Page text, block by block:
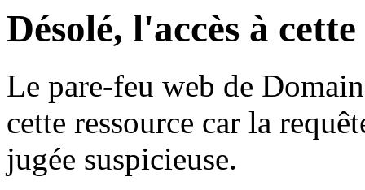
Désolé, l'accès à
Le pare-feu web de
cette ressource car la
jugée suspicieuse.